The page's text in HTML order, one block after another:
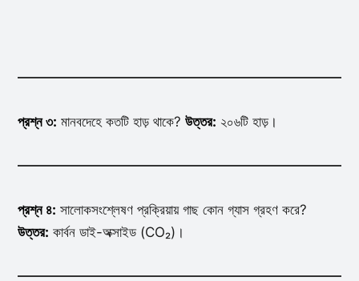
প্রশ্ন ৩: মানবদেহে কতটি হাড় থাকে? উত্তর: ২০৬টি হাড়।
প্রশ্ন ৪: সালোকসংশ্লেষণ প্রক্রিয়ায় গাছ কোন গ্যাস গ্রহণ করে?
উত্তর: কার্বন ডাই-অক্সাইড (CO₂)।